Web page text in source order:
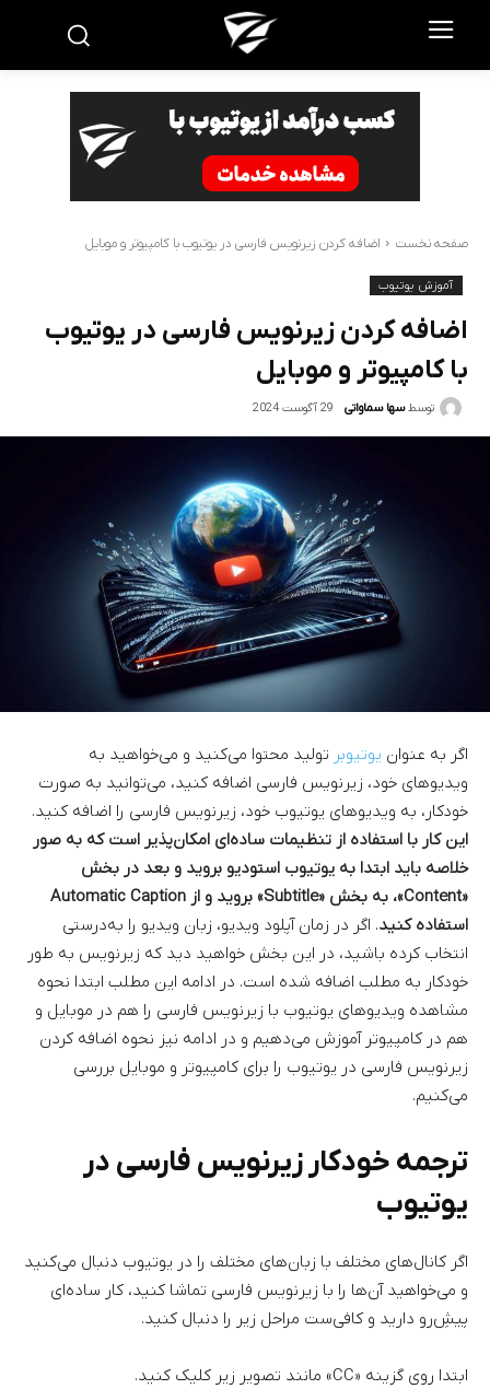
صفحه نخست اضافه کردن زیرنویس فارسی در یوتیوب با کامپیوتر و موبایل
آموزش یوتیوب
اضافه کردن زیرنویس فارسی در یوتیوب
با کامپیوتر و موبایل
توسط سها سماواتی 29 آگوست 2024
اگر به عنوان یوتیوبر تولید محتوا می‌کنید و می‌خواهید به
ویدیوهای خود، زیرنویس فارسی اضافه کنید، می‌توانید به صورت
خودکار، به ویدیوهای یوتیوب خود، زیرنویس فارسی را اضافه کنید.
این کار با استفاده از تنظیمات ساده‌ای امکان‌پذیر است که به صور
خلاصه باید ابتدا به یوتیوب استودیو بروید و بعد در بخش
«Content»، به بخش «Subtitle» بروید و از Automatic Caption
استفاده کنید. اگر در زمان آپلود ویدیو، زبان ویدیو را به‌درستی
انتخاب کرده باشید، در این بخش خواهید دید که زیرنویس به طور
خودکار به مطلب اضافه شده است. در ادامه این مطلب ابتدا نحوه
مشاهده ویدیوهای یوتیوب با زیرنویس فارسی را هم در موبایل و
هم در کامپیوتر آموزش می‌دهیم و در ادامه نیز نحوه اضافه کردن
زیرنویس فارسی در یوتیوب را برای کامپیوتر و موبایل بررسی
می‌کنیم.
ترجمه خودکار زیرنویس فارسی در
یوتیوب
اگر کانال‌های مختلف با زبان‌های مختلف را در یوتیوب دنبال می‌کنید
و می‌خواهید آن‌ها را با زیرنویس فارسی تماشا کنید، کار ساده‌ای
پیشِ‌رو دارید و کافی‌ست مراحل زیر را دنبال کنید.
ابتدا روی گزینه «CC» مانند تصویر زیر کلیک کنید.